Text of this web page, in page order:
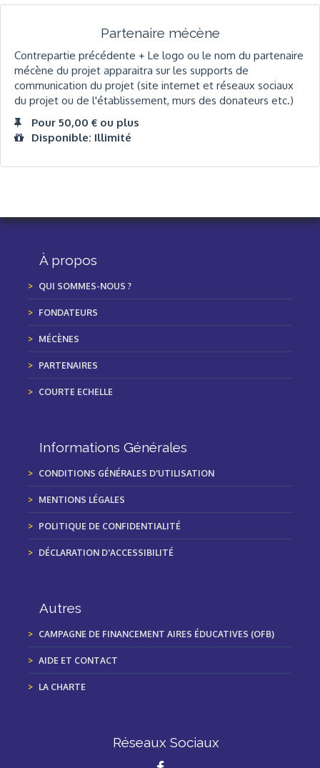
Partenaire mécène
Contrepartie précédente + Le logo ou le nom du partenaire
mécène du projet apparaitra sur les supports de
communication du projet (site internet et réseaux sociaux
du projet ou de l'établissement, murs des donateurs etc.)
Pour 50,00 € ou plus
Disponible: Illimité
À propos
QUI SOMMES-NOUS ?
FONDATEURS
MÉCÈNES
PARTENAIRES
COURTE ECHELLE
Informations Générales
CONDITIONS GÉNÉRALES D'UTILISATION
MENTIONS LÉGALES
POLITIQUE DE CONFIDENTIALITÉ
DÉCLARATION D'ACCESSIBILITÉ
Autres
CAMPAGNE DE FINANCEMENT AIRES ÉDUCATIVES (OFB)
AIDE ET CONTACT
LA CHARTE
Réseaux Sociaux